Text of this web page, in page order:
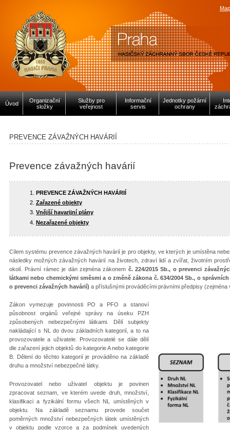
Úvod
Organizační
složky
Služby pro
veřejnost
Informační
servis
Jednotky požární
ochrany
PREVENCE ZÁVAŽNÝCH HAVÁRIÍ
Prevence závažných havárií
PREVENCE ZÁVAŽNÝCH HAVÁRIÍ
Zařazené objekty
Vnější havarijní plány
Nezařazené objekty
Cílem systému prevence závažných havárií je pro objekty, ve kterých je umístěna
následky možných závažných havárií na životech, zdraví lidí a zvířat, životním
okolí. Právní rámec je dán zejména zákonem č. 224/2015 Sb., o prevenci
látkami nebo chemickými směsmi a o změně zákona č. 634/2004 Sb., o
o prevenci závažných havárií) a příslušnými prováděcími právními předpisy
Zákon vymezuje povinnosti PO a PFO a stanoví
působnost orgánů veřejné správy na úseku PZH
způsobených nebezpečnými látkami. Dělí subjekty
nakládající s NL do dvou základních kategorií, a to na
provozovatele a uživatele. Provozovatelé se dále dělí
dle zařazení jejich objektů do kategorie A nebo kategorie
B. Dělení do těchto kategorií je prováděno na základě
druhu a množství nebezpečné látky.
Provozovatel nebo uživatel objektu je povinen
zpracovat seznam, ve kterém uvede druh, množství,
klasifikaci a fyzikální formu všech NL umístěných v
objektu. Na základě seznamu provede součet
poměrných množství nebezpečných látek umístěných
v objektu podle vzorce a za podmínek uvedených